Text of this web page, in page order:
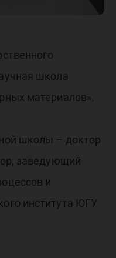
школа
материалов».
школы – доктор
заведующий
и
института ЮГУ